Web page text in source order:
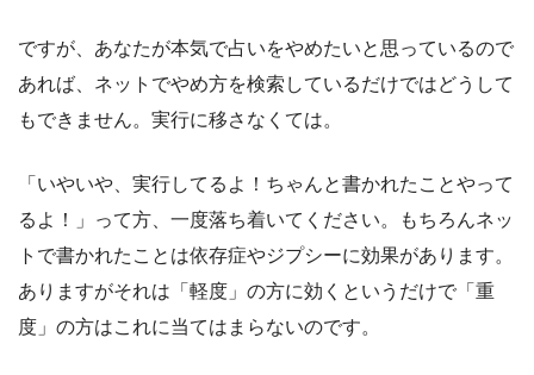
ですが、あなたが本気で占いをやめたいと思っているので
あれば、ネットでやめ方を検索しているだけではどうして
もできません。実行に移さなくては。
「いやいや、実行してるよ！ちゃんと書かれたことやって
るよ！」って方、一度落ち着いてください。もちろんネッ
トで書かれたことは依存症やジプシーに効果があります。
ありますがそれは「軽度」の方に効くというだけで「重
度」の方はこれに当てはまらないのです。